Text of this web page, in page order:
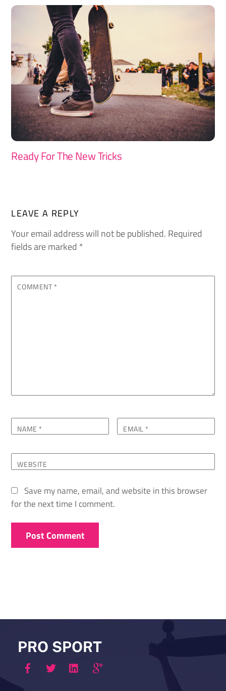
Ready For The New Tricks
LEAVE A REPLY
Your email address will not be published. Required
fields are marked *
COMMENT *
NAME * EMAIL *
WEBSITE
Save my name, email, and website in this browser
for the next time I comment.
PRO SPORT